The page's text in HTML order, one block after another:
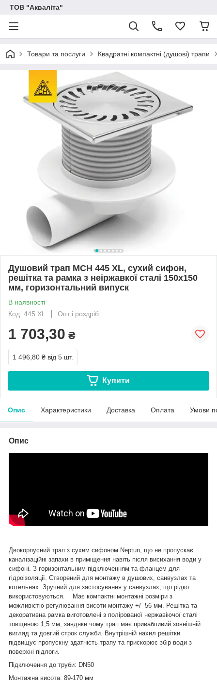
ТОВ "Акваліта"
Товари та послуги Квадратні компактні (душові) трапи
Душовий трап МСН 445 XL, сухий сифон,
решітка та рамка з неіржавкої сталі 150х150
мм, горизонтальний випуск
В наявності
Код: 445 XL
Опт і роздріб
1 703,30 ₴
1 496,80 ₴ від 5 шт.
Купити
Опис Характеристики Доставка Оплата Умови
Опис
Двокорпусний трап з сухим сифоном Neptun , що не пропускає
каналізаційні запахи в приміщення навіть після висихання води у
сифоні. З горизонтальним підключенням та фланцем для
гідроізоляції. Створений для монтажу в душових, санвузлах та
котельнях. Зручний для застосування у санвузлах, що рідко
використовуються.
Має компактні монтажні розміри з
можливістю регулювання висоти монтажу +/- 56 мм. Решітка та
декоративна рамка виготовлені з полірованої нержавіючої сталі
товщиною 1,5 мм, завдяки чому трап має привабливий зовнішній
вигляд та довгий строк служби. Внутрішній нахил решітки
підвищує пропускну здатність трапу та прискорює збір води з
поверхні підлоги.
Підключення до труби: DN50
Монтажна висота: 89-170 мм